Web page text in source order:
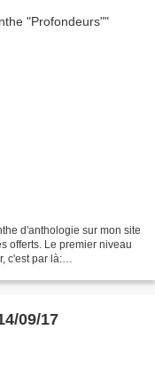
d'anthologie sur mon site
offerts. Le premier niveau
c'est par là:
09/17